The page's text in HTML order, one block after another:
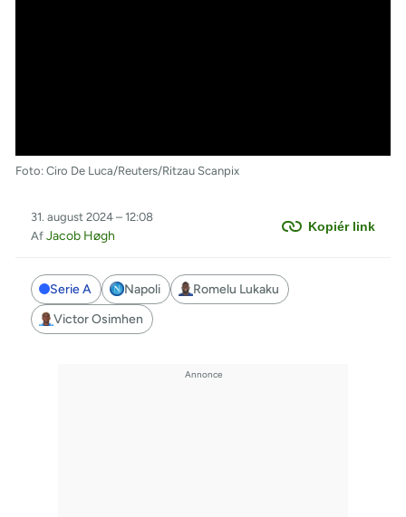
Foto: Ciro De Luca/Reuters/Ritzau Scanpix
Kopiér link
31. august 2024 – 12:08
Af Jacob Høgh
Serie A Napoli
Romelu Lukaku
Victor Osimhen